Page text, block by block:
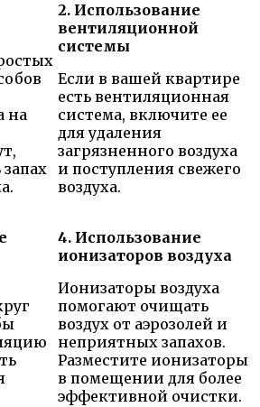
на
2. Использование
вентиляционной
системы
Если в вашей квартире
есть вентиляционная
система, включите ее
для удаления
загрязненного воздуха
и поступления свежего
воздуха.
4. Использование
ионизаторов воздуха
Ионизаторы воздуха
помогают очищать
воздух от аэрозолей и
неприятных запахов.
Разместите ионизаторы
в помещении для более
эффективной очистки.